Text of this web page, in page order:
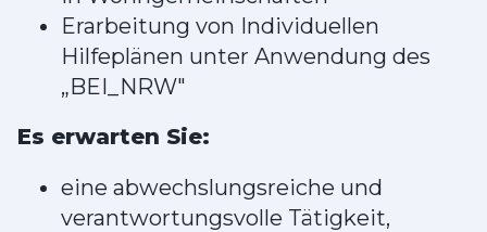
Erarbeitung von Individuellen
Hilfeplänen unter Anwendung des
„BEI_NRW"
Es erwarten Sie:
eine abwechslungsreiche und
verantwortungsvolle Tätigkeit,